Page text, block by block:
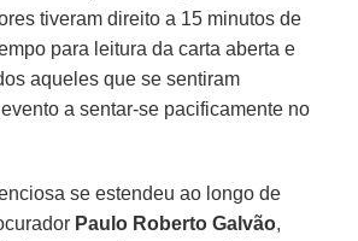
tiveram direito a 15 minutos de
para leitura da carta aberta e
aqueles que se sentiram
a sentar-se pacificamente no
se estendeu ao longo de
Paulo Roberto Galvão,